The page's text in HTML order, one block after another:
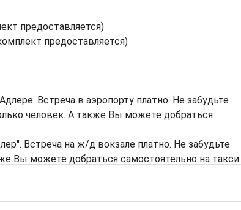
предоставляется)
предоставляется)
Встреча в аэропорту платно. Не забудьте
человек. А также Вы можете добраться
Встреча на ж/д вокзале платно. Не забудьте
Вы можете добраться самостоятельно на такси.